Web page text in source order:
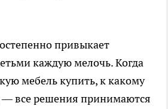
привыкает
каждую мелочь. Когда
мебель купить, к какому
— все решения принимаются